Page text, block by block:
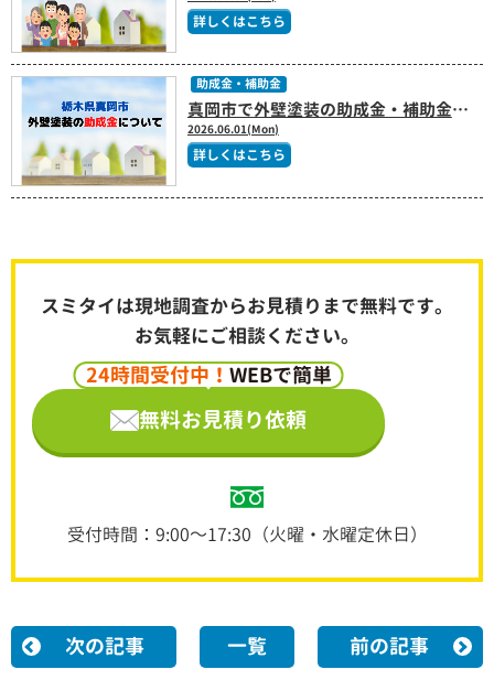
詳しくはこちら
真岡市で外壁塗装の助成金・補助金は使える？【2026年最新版】
2026.06.01(Mon)
詳しくはこちら
助成金・補助金
スミタイは現地調査からお見積りまで無料です。
お気軽にご相談ください。
24時間受付中！ WEBで簡単
無料お見積り依頼
受付時間：9:00～17:30（火曜・水曜定休日）
次の記事 一覧 前の記事